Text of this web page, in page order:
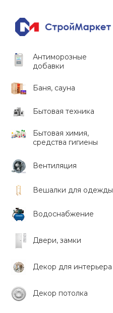
Антиморозные
добавки
Баня, сауна
Бытовая техника
Бытовая химия,
средства гигиены
Вентиляция
Вешалки для одежды
Водоснабжение
Двери, замки
Декор для интерьера
Декор потолка